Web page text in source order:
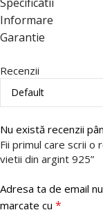
Informare
Garantie
Recenzii
Nu există recenzii
Fii primul care scrii o
vietii din argint 925”
Adresa ta de email
marcate cu *